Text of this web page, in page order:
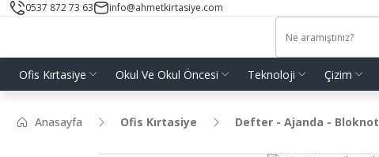
0537 872 73 63 info@ahmetkirtasiye.com
Ofis Kırtasiye Okul Ve Okul Öncesi Teknoloji Çizim
Anasayfa Ofis Kırtasiye Defter - Ajanda - Bloknot